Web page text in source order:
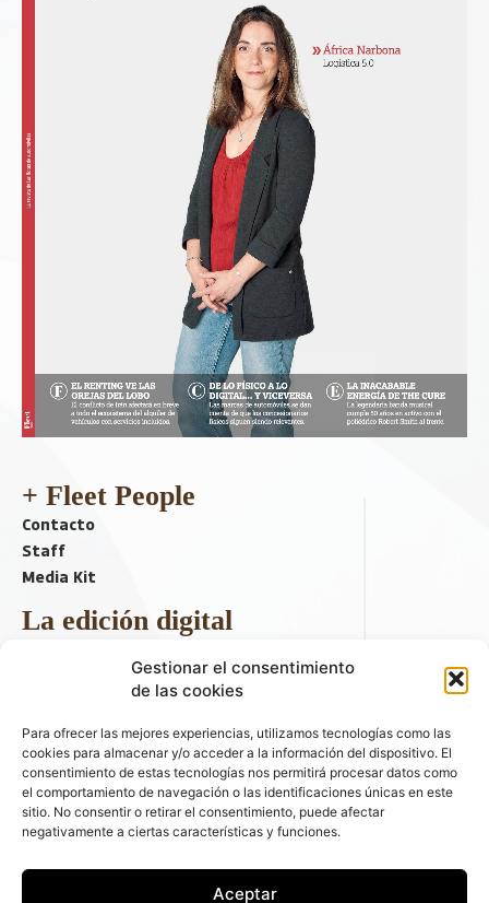
Gestionar el consentimiento
de las cookies
Para ofrecer las mejores experiencias, utilizamos tecnologías como las
cookies para almacenar y/o acceder a la información del dispositivo. El
consentimiento de estas tecnologías nos permitirá procesar datos como
el comportamiento de navegación o las identificaciones únicas en este
sitio. No consentir o retirar el consentimiento, puede afectar
negativamente a ciertas características y funciones.
Aceptar
+ Fleet People
Contacto
Staff
Media Kit
La edición digital
Descargar último ejemplar
ir a hemeroteca
+ Contenido en redes sociales